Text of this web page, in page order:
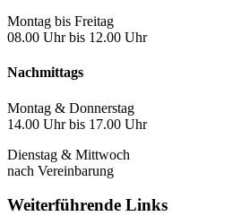
Montag bis Freitag
08.00 Uhr bis 12.00 Uhr
Nachmittags
Montag & Donnerstag
14.00 Uhr bis 17.00 Uhr
Dienstag & Mittwoch
nach Vereinbarung
Weiterführende Links